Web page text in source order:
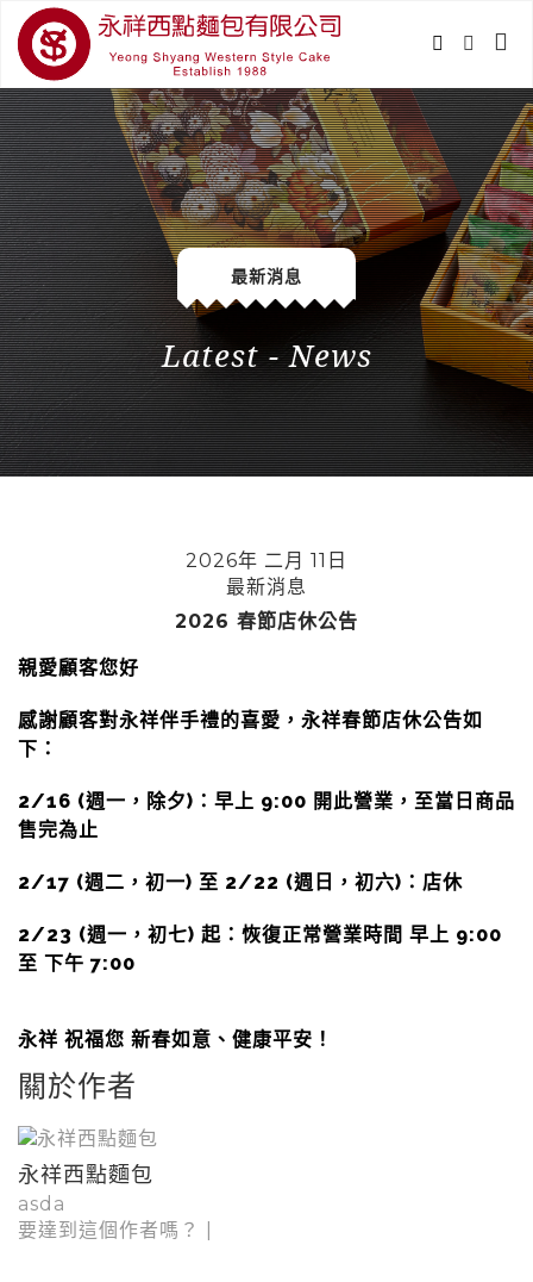
最新消息
Latest - News
2026年 二月 11日
最新消息
2026 春節店休公告
親愛顧客您好
感謝顧客對永祥伴手禮的喜愛，永祥春節店休公告如
下：
2/16 (週一，除夕)：早上 9:00 開此營業，至當日商品
售完為止
2/17 (週二，初一) 至 2/22 (週日，初六)：店休
2/23 (週一，初七) 起：恢復正常營業時間 早上 9:00
至 下午 7:00
永祥 祝福您 新春如意、健康平安！
關於作者
永祥西點麵包
asda
要達到這個作者嗎？